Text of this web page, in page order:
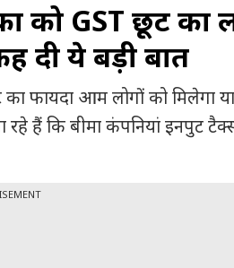
को GST छूट का
दी ये बड़ी बात
फायदा आम लोगों को मिलेगा
हैं कि बीमा कंपनियां इनपुट